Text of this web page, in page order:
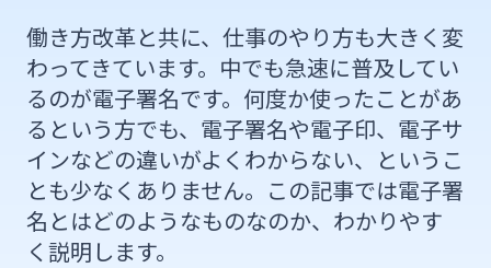
働き方改革と共に、仕事のやり方も大きく変
わってきています。中でも急速に普及してい
るのが電子署名です。何度か使ったことがあ
るという方でも、電子署名や電子印、電子サ
インなどの違いがよくわからない、というこ
とも少なくありません。この記事では電子署
名とはどのようなものなのか、わかりやす
く説明します。